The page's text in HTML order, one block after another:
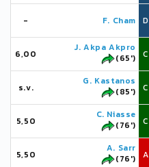
- F. Cham D
6,00
J. Akpa Akpro
(65')
C
s.v.
G. Kastanos
(85')
C
5,50
C. Niasse
(76')
C
5,50
A. Sarr
(76')
A